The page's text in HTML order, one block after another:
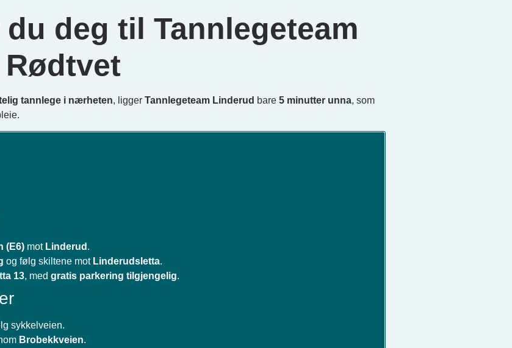
deg til Tannlegeteam
tannlege i nærheten, ligger Tannlegeteam Linderud bare 5 minutter unna, som
(E6) mot Linderud .
og følg skiltene mot Linderudsletta.
13, med gratis parkering tilgjengelig.
sykkelveien.
Brobekkveien.